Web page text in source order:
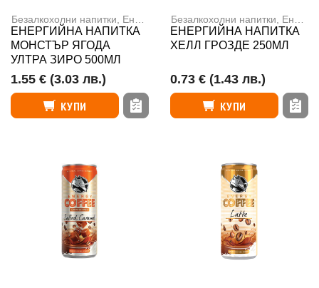
Безалкохолни напитки Енергийни напитки
ЕНЕРГИЙНА НАПИТКА
МОНСТЪР ЯГОДА
УЛТРА ЗИРО 500МЛ
1.55 € (3.03 лв.)
КУПИ
Безалкохолни напитки Енергийни напитки
ЕНЕРГИЙНА НАПИТКА
ХЕЛЛ ГРОЗДЕ 250МЛ
0.73 € (1.43 лв.)
КУПИ